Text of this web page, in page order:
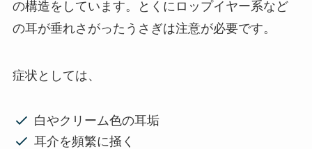
の構造をしています。とくにロップイヤー系など
の耳が垂れさがったうさぎは注意が必要です。
症状としては、
白やクリーム色の耳垢
耳介を頻繁に掻く